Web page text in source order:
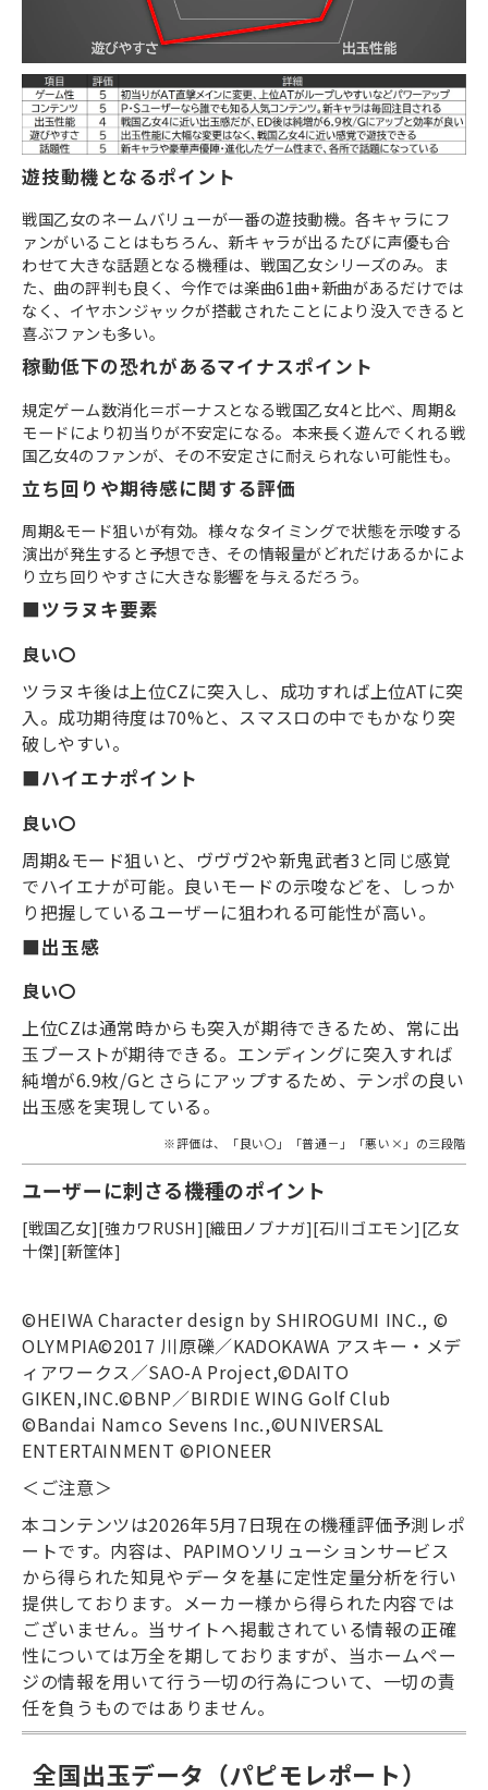
遊技動機となるポイント
戦国乙女のネームバリューが一番の遊技動機。各キャラにフ
ァンがいることはもちろん、新キャラが出るたびに声優も合
わせて大きな話題となる機種は、戦国乙女シリーズのみ。ま
た、曲の評判も良く、今作では楽曲61曲+新曲があるだけでは
なく、イヤホンジャックが搭載されたことにより没入できると
喜ぶファンも多い。
稼動低下の恐れがあるマイナスポイント
規定ゲーム数消化＝ボーナスとなる戦国乙女4と比べ、周期&
モードにより初当りが不安定になる。本来長く遊んでくれる戦
国乙女4のファンが、その不安定さに耐えられない可能性も。
立ち回りや期待感に関する評価
周期&モード狙いが有効。様々なタイミングで状態を示唆する
演出が発生すると予想でき、その情報量がどれだけあるかによ
り立ち回りやすさに大きな影響を与えるだろう。
■ツラヌキ要素
良い〇
ツラヌキ後は上位CZに突入し、成功すれば上位ATに突
入。成功期待度は70%と、スマスロの中でもかなり突
破しやすい。
■ハイエナポイント
良い〇
周期&モード狙いと、ヴヴヴ2や新鬼武者3 と同じ感覚
でハイエナが可能。良いモードの示唆などを、しっか
り把握しているユーザーに狙われる可能性が高い。
■出玉感
良い〇
上位CZは通常時からも突入が期待できるため、常に出
玉ブーストが期待できる。エンディングに突入すれば
純増が6.9枚/Gとさらにアップするため、テンポの良い
出玉感を実現している。
※評価は、「良い〇」「普通－」「悪い × 」の三段階
ユーザーに刺さる機種のポイント
[戦国乙女][強カワRUSH][織田ノブナガ][石川ゴエモン][乙女
十傑][新筐体]
©HEIWA Character design by SHIROGUMI INC., ©
OLYMPIA©2017 川原礫／KADOKAWA アスキー・メデ
ィアワークス／SAO-A Project,©DAITO
GIKEN,INC.©BNP／BIRDIE WING Golf Club
©Bandai Namco Sevens Inc.,©UNIVERSAL
ENTERTAINMENT ©PIONEER
＜ご注意＞
本コンテンツは2026年5月7日現在の機種評価予測レポ
ートです。内容は、PAPIMOソリューションサービス
から得られた知見やデータを基に定性定量分析を行い
提供しております。メーカー様から得られた内容では
ございません。当サイトへ掲載されている情報の正確
性については万全を期しておりますが、当ホームペー
ジの情報を用いて行う一切の行為について、一切の責
任を負うものではありません。
全国出玉データ（パピモレポート）